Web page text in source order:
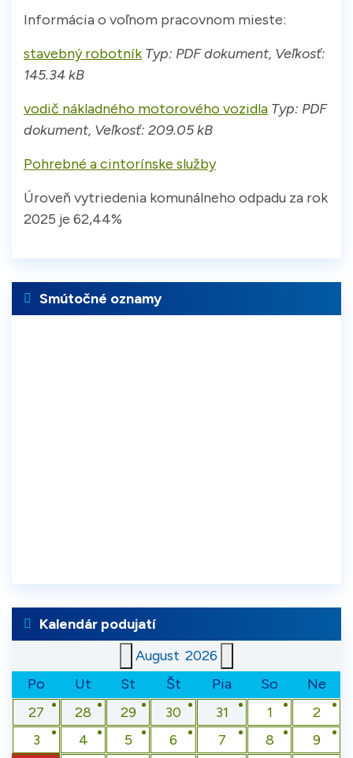
Informácia o voľnom pracovnom mieste:
stavebný robotník Typ: PDF dokument, Veľkosť:
145.34 kB
vodič nákladného motorového vozidla Typ: PDF
dokument, Veľkosť: 209.05 kB
Pohrebné a cintorínske služby
Úroveň vytriedenia komunálneho odpadu za rok
2025 je 62,44%
Smútočné oznamy
Kalendár podujatí
August 2026
Po
Ut St Št Pia So
Ne
27
28 29 30 31 1
2
3
4 5 6 7 8 9